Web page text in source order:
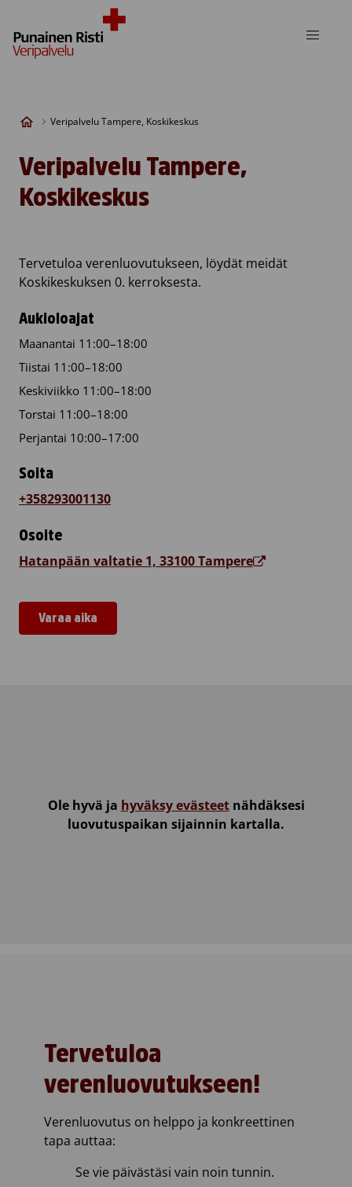
Veripalvelu Tampere, Koskikeskus
Veripalvelu Tampere,
Koskikeskus
Ole hyvä ja hyväksy evästeetnähdäksesi
luovutuspaikan sijainnin kartalla.
Tervetuloa verenluovutukseen, löydät meidät
Koskikeskuksen 0. kerroksesta.
Aukioloajat
Maanantai 11:00–18:00
Tiistai 11:00–18:00
Keskiviikko 11:00–18:00
Torstai 11:00–18:00
Perjantai 10:00–17:00
Soita
+358293001130
Osoite
Hatanpään valtatie 1, 33100 Tampere
Varaa aika
Veripalvelu Tampere, Koskikeskus
Tervetuloa
verenluovutukseen!
Verenluovutus on helppo ja konkreettinen
tapa auttaa:
Se vie päivästäsi vain noin tunnin.